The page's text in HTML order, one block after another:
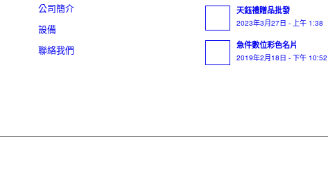
公司簡介
設備
聯絡我們
天鈺禮贈品批發
2023年3月27日 - 上午 1:38
急件數位彩色名片
2019年2月18日 - 下午 10:52